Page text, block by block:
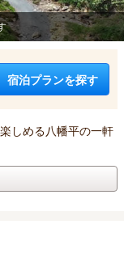
宿泊プランを探す
しめる八幡平の一軒